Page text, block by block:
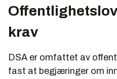
krav
DSA er omfattet av
fast at begjæringer om